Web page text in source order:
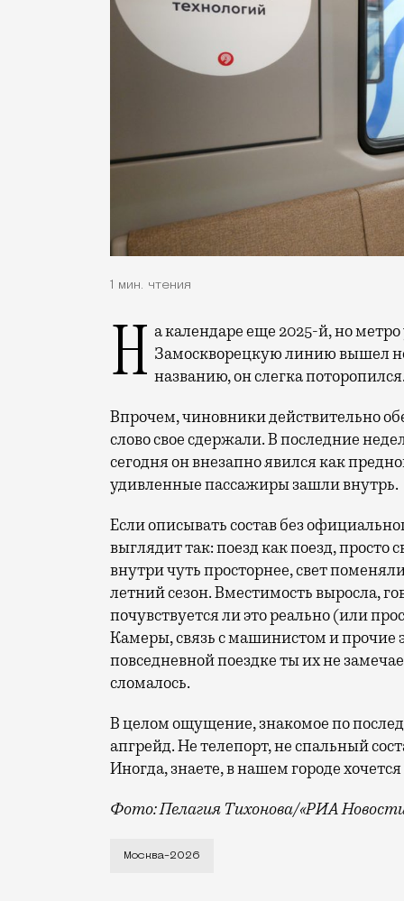
1 мин. чтения
На календаре еще 2025-й, но метро у нас уже из будущего. Сегодня на Замоскворецкую линию вышел
названию, он слегка поторопился.
Впрочем, чиновники действительно
слово свое сдержали. В последние
сегодня он внезапно явился как
удивленные пассажиры зашли внутрь.
Если описывать состав без
выглядит так: поезд как поезд,
внутри чуть просторнее, свет
летний сезон. Вместимость выросла,
почувствуется ли это реально (или
Камеры, связь с машинистом и прочие
повседневной поездке ты их не
сломалось.
В целом ощущение, знакомое по
апгрейд. Не телепорт, не спальный
Иногда, знаете, в нашем городе
Фото: Пелагия Тихонова/«РИА
На календаре еще 2025-й, но метро у
Москва-2026